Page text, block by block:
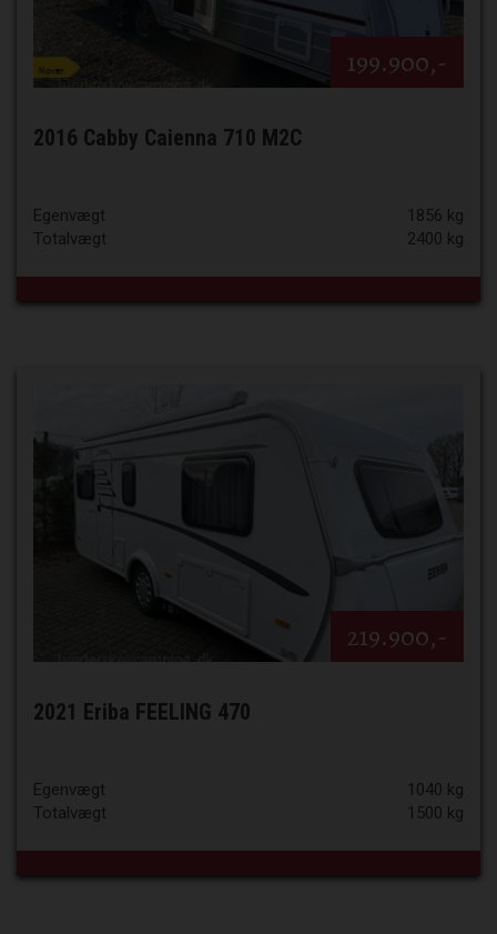
199.900,-
2016 Cabby Caienna 710 M2C
Egenvægt
1856 kg
Totalvægt
2400 kg
219.900,-
2021 Eriba FEELING 470
Egenvægt
1040 kg
Totalvægt
1500 kg